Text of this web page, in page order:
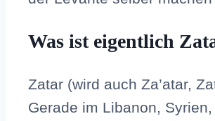
Was ist eigentlich
Zatar (wird auch Za’atar,
Gerade im Libanon,